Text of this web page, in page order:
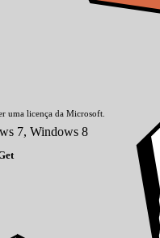
uma licença da Microsoft.
7, Windows 8